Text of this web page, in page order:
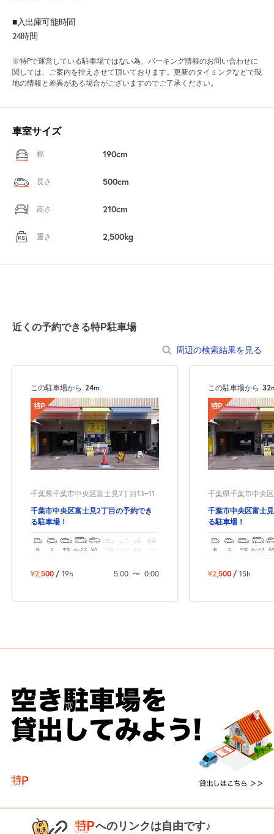
■入出庫可能時間
24時間
※特Pで運営している駐車場ではない為、パーキング情報のお問い合わせに
関しては、ご案内を控えさせて頂いております。更新のタイミングなどで現
地の情報と差異がある場合がございますのでご了承ください。
車室サイズ
幅 190cm
長さ 500cm
高さ 210cm
重さ 2,500kg
近くの予約できる特P駐車場
周辺の検索結果を見る
この駐車場から 24m
千葉県千葉市中央区富士見2丁目13−11
千葉市中央区富士見2丁目の予約でき
る駐車場！
軽 コ 中型 ボックス SUV 大型車 トラック バイク
¥2,500 / 19h 5:00 〜 0:00
この駐車場から
千葉県千葉市中央
千葉市中央区富士
る駐車場！
軽 コ 中型 ボックス
¥2,500 / 15h
へのリンクは自由です♪
で自宅の空き
貸出しませんか
売上GET！ 費用ゼロ
次へ